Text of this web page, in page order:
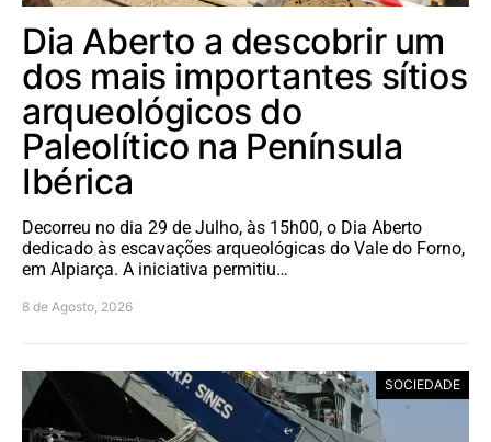
Dia Aberto a descobrir um
dos mais importantes sítios
arqueológicos do
Paleolítico na Península
Ibérica
Decorreu no dia 29 de Julho, às 15h00, o Dia Aberto
dedicado às escavações arqueológicas do Vale do Forno,
em Alpiarça. A iniciativa permitiu…
8 de Agosto, 2026
SOCIEDADE